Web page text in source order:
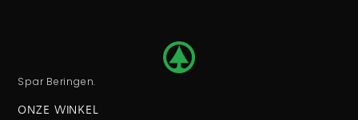
Spar Beringen.
ONZE WINKEL